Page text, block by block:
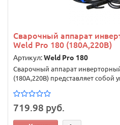
Сварочный аппарат
Weld Pro 180 (180A,220В)
Артикул:Weld Pro 180
Сварочный аппарат
(180A,220В) представляет собой
719.98 руб.